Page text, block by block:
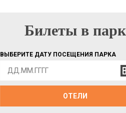
БИЛЕТЫ В ПАРК
Билеты в парк
ВЫБЕРИТЕ ДАТУ ПОСЕЩЕНИЯ ПАРКА
ОТЕЛИ